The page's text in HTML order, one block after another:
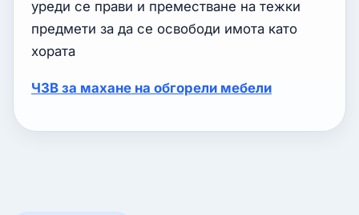
уреди се прави и преместване на тежки
предмети за да се освободи имота като
хората
ЧЗВ за махане на обгорели мебели